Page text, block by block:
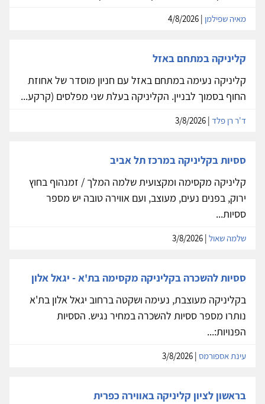
מאיה שפילמן
קליניקה במתחם באזל
קליניקה נעימה במתחם באזל עם חניון מוסדר של אחוזת
החוף בסמוך לבניין. הקליניקה בעלת שני מפלסים (קרקע...
ד'ר רן פלד
ססיות בקליניקה במרכז תל אביב
קליניקה מקסימה ומקצועית שלמה המלך / זמנהוף בחוץ
ירוק, בפנים נעים, מעוצב, ועם אווירה טובה יש מספר
ססיות...
שלמה שאול
ססיות להשכרה בקליניקה מקסימה בת'א - יגאל אלון
בקליניקה מעוצבת, נעימה ושקטה ברחוב יגאל אלון בת'א
נותרו מספר ססיות להשכרה במחיר נגיש. הססיות
הפנויות:...
עינת אספורמס
בראשון לציון קליניקה באווירה כפרית